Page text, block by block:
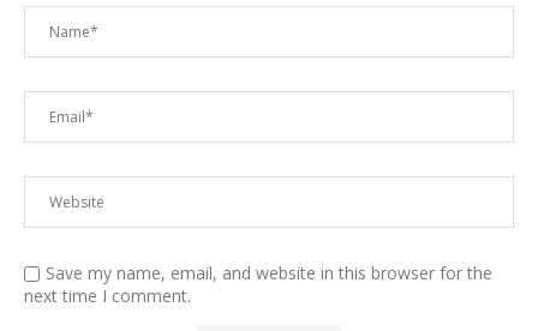
Save my name, email, and website in this browser for the
next time I comment.